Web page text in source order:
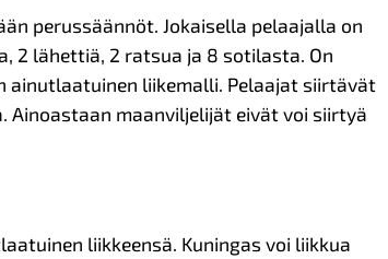
perussäännöt. Jokaisella pelaajalla on
2 lähettiä, 2 ratsua ja 8 sotilasta. On
ainutlaatuinen liikemalli. Pelaajat siirtävät
maanviljelijät eivät voi siirtyä
liikkeensä. Kuningas voi liikkua